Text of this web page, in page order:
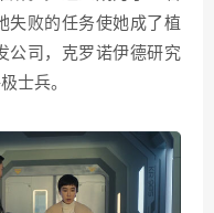
失败的任务使她成了植
公司，克罗诺伊德研究
士兵。